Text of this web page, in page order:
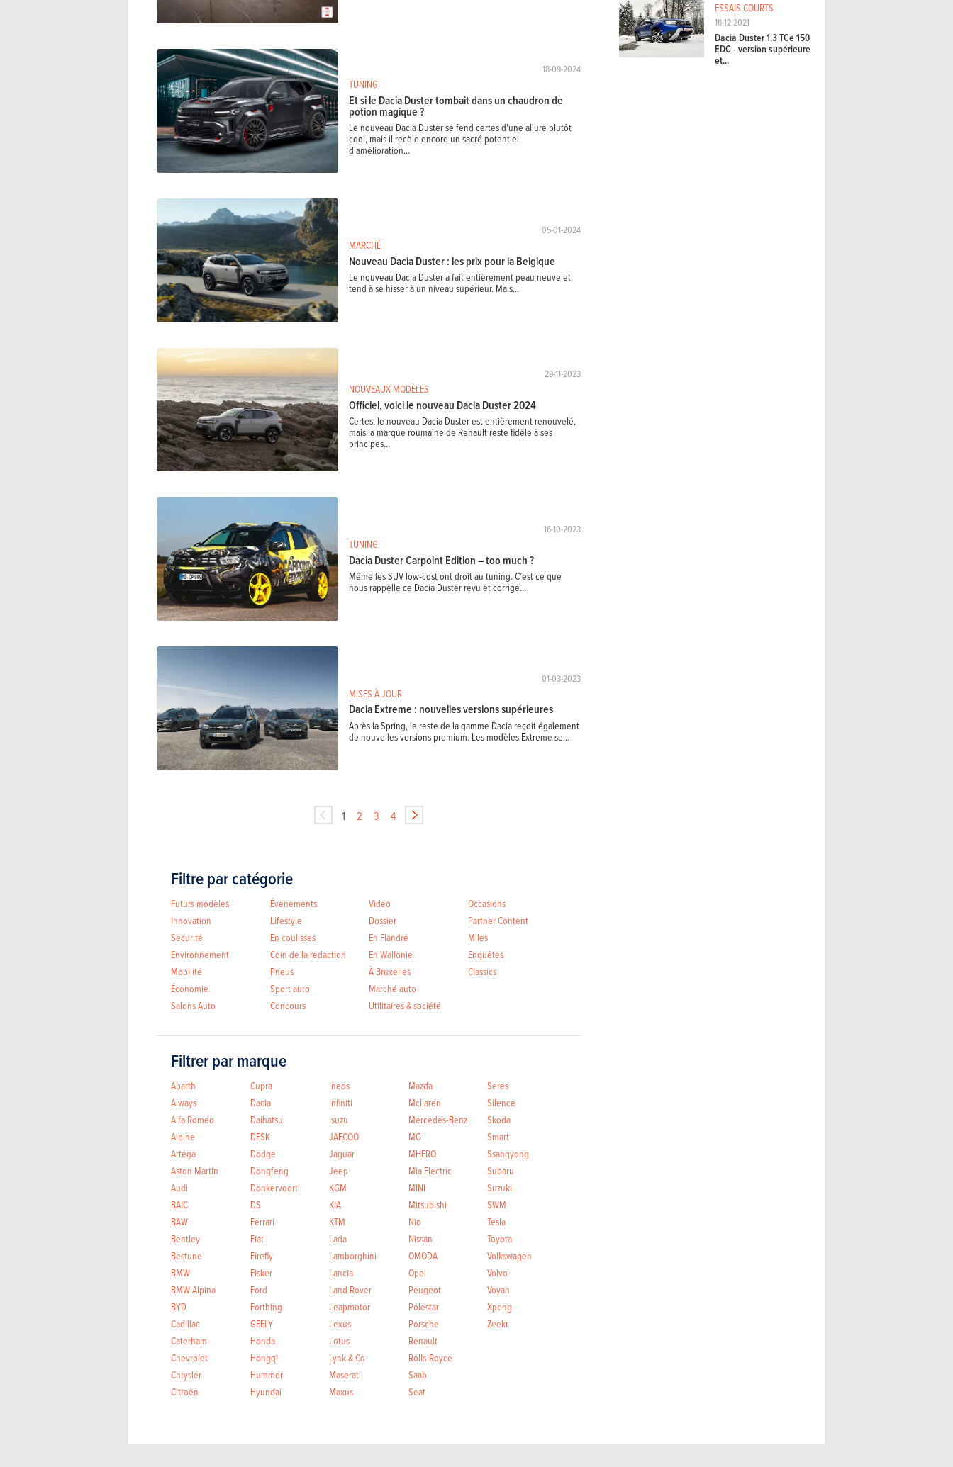
18-09-2024
TUNING
Et si le Dacia Duster tombait dans un chaudron de
potion magique ?
Le nouveau Dacia Duster se fend certes d'une allure plutôt
cool, mais il recèle encore un sacré potentiel
d'amélioration...
05-01-2024
MARCHÉ
Nouveau Dacia Duster : les prix pour la Belgique
Le nouveau Dacia Duster a fait entièrement peau neuve et
tend à se hisser à un niveau supérieur. Mais...
29-11-2023
NOUVEAUX MODÈLES
Officiel, voici le nouveau Dacia Duster 2024
Certes, le nouveau Dacia Duster est entièrement renouvelé,
mais la marque roumaine de Renault reste fidèle à ses
principes...
16-10-2023
TUNING
Dacia Duster Carpoint Edition – too much ?
Même les SUV low-cost ont droit au tuning. C’est ce que
nous rappelle ce Dacia Duster revu et corrigé...
01-03-2023
MISES À JOUR
Dacia Extreme : nouvelles versions supérieures
Après la Spring, le reste de la gamme Dacia reçoit également
de nouvelles versions premium. Les modèles Extreme se...
1 2 3 4
Filtre par catégorie
Futurs modèles
Innovation
Sécurité
Environnement
Mobilité
Économie
Salons Auto
Événements
Lifestyle
En coulisses
Coin de la rédaction
Pneus
Sport auto
Concours
Vidéo
Dossier
En Flandre
En Wallonie
À Bruxelles
Marché auto
Utilitaires & société
Occasions
Partner Content
Miles
Enquêtes
Classics
Filtrer par marque
Abarth
Aiways
Alfa Romeo
Alpine
Artega
Aston Martin
Audi
BAIC
BAW
Bentley
Bestune
BMW
BMW Alpina
BYD
Cadillac
Caterham
Chevrolet
Chrysler
Citroën
Cupra
Dacia
Daihatsu
DFSK
Dodge
Dongfeng
Donkervoort
DS
Ferrari
Fiat
Firefly
Fisker
Ford
Forthing
GEELY
Honda
Hongqi
Hummer
Hyundai
Ineos
Infiniti
Isuzu
JAECOO
Jaguar
Jeep
KGM
KIA
KTM
Lada
Lamborghini
Lancia
Land Rover
Leapmotor
Lexus
Lotus
Lynk & Co
Maserati
Maxus
Mazda
McLaren
Mercedes-Benz
MG
MHERO
Mia Electric
MINI
Mitsubishi
Nio
Nissan
OMODA
Opel
Peugeot
Polestar
Porsche
Renault
Rolls-Royce
Saab
Seat
Seres
Silence
Skoda
Smart
Ssangyong
Subaru
Suzuki
SWM
Tesla
Toyota
Volkswagen
Volvo
Voyah
Xpeng
Zeekr
ESSAIS COURTS
16-12-2021
Dacia Duster 1.3 TCe 150
EDC - version supérieure
et...